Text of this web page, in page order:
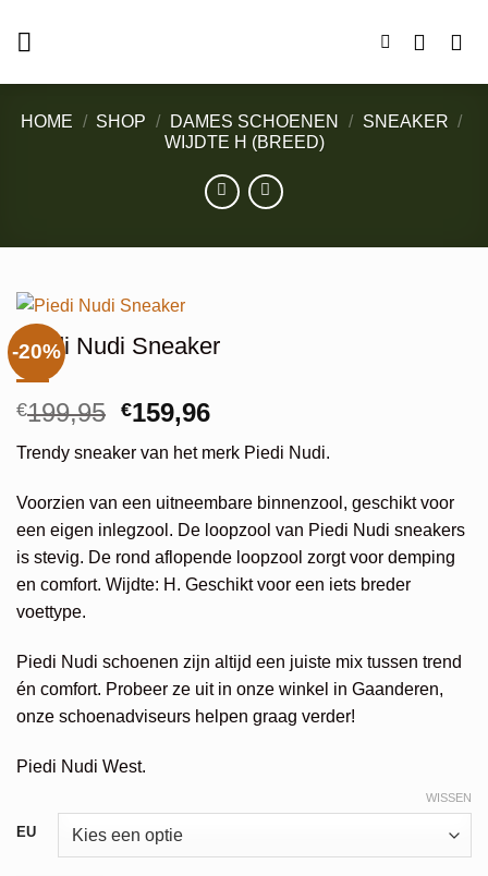
naar
HOME / SHOP / DAMES SCHOENEN / SNEAKER /
WIJDTE H (BREED)
-20%
Piedi Nudi Sneaker
€199,95 Oorspronkelijke
was:
€199,95.
€159,96Huidige
is:
€159,96.
Trendy sneaker van het merk Piedi Nudi.
Voorzien van een uitneembare binnenzool, geschikt voor
een eigen inlegzool. De loopzool van Piedi Nudi sneakers
is stevig. De rond aflopende loopzool zorgt voor demping
en comfort. Wijdte: H. Geschikt voor een iets breder
voettype.
Piedi Nudi schoenen zijn altijd een juiste mix tussen trend
én comfort. Probeer ze uit in onze winkel in Gaanderen,
onze schoenadviseurs helpen graag verder!
Piedi Nudi West.
EU
WISSEN
Alternative: